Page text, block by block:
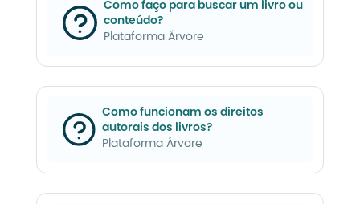
Como faço para buscar um livro ou
conteúdo?
Plataforma Árvore
Como funcionam os direitos
autorais dos livros?
Plataforma Árvore